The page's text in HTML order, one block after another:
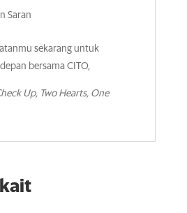
Saran
sekarang untuk
bersama CITO,
Up, Two Hearts, One